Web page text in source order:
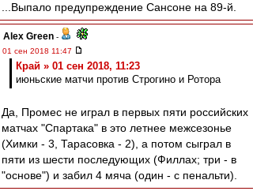
...Выпало предупреждение Сансоне на 89-й.
Alex Green -
01 сен 2018 11:47
Край » 01 сен 2018, 11:23
июньские матчи против Строгино и Ротора
Да, Промес не играл в первых пяти российских
матчах "Спартака" в это летнее межсезонье
(Химки - 3, Тарасовка - 2), а потом сыграл в
пяти из шести последующих (Филлах; три - в
"основе") и забил 4 мяча (один - с пенальти).